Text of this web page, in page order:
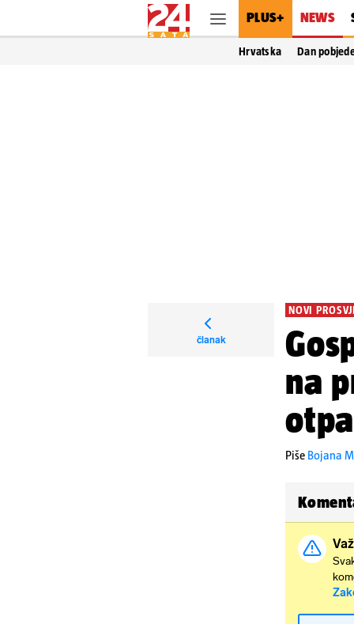
PLUS+ NEWS
Hrvatska Dan
članak
NOVI
na
Piše Bojana